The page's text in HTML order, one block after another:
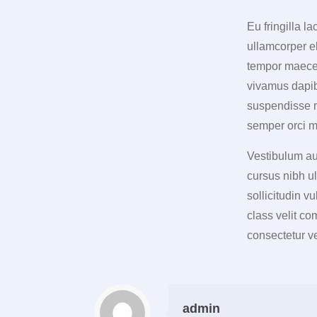
Eu fringilla
ullamcorper
tempor
vivamus
suspendisse
semper orci
Vestibulum
cursus nibh
sollicitudin
class velit
consectetur
admin